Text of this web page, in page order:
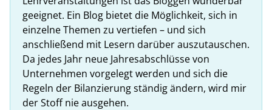
geeignet. Ein Blog bietet die Möglichkeit, sich in
einzelne Themen zu vertiefen – und sich
anschließend mit Lesern darüber auszutauschen.
Da jedes Jahr neue Jahresabschlüsse von
Unternehmen vorgelegt werden und sich die
Regeln der Bilanzierung ständig ändern, wird mir
der Stoff nie ausgehen.